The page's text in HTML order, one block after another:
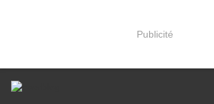
Publicité